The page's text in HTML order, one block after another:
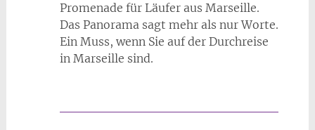
Promenade für Läufer aus Marseille.
Das Panorama sagt mehr als nur Worte.
Ein Muss, wenn Sie auf der Durchreise
in Marseille sind.